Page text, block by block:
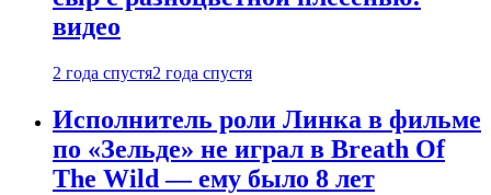
видео
2 года спустя2 года спустя
Исполнитель роли Линка в фильме
по «Зельде» не играл в Breath Of
The Wild — ему было 8 лет